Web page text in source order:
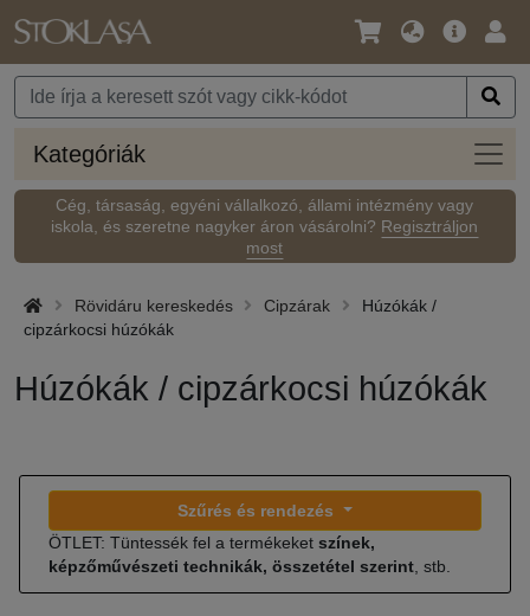
Nyelv
Pénznem
Fő
Kategóriák
Cég, társaság, egyéni vállalkozó, állami intézmény vagy
iskola, és szeretne nagyker áron vásárolni? Regisztráljon
most
Rövidáru kereskedés Cipzárak
Húzókák /
cipzárkocsi húzókák
Húzókák / cipzárkocsi húzókák
Szűrés és rendezés
ÖTLET: Tüntessék fel a termékeket színek,
képzőművészeti technikák, összetétel szerint , stb.